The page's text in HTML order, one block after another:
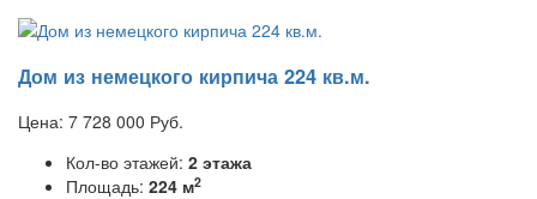
Дом из немецкого кирпича 224 кв.м.
Цена: 7 728 000 Руб.
Кол-во этажей: 2 этажа
Площадь: 224 м2